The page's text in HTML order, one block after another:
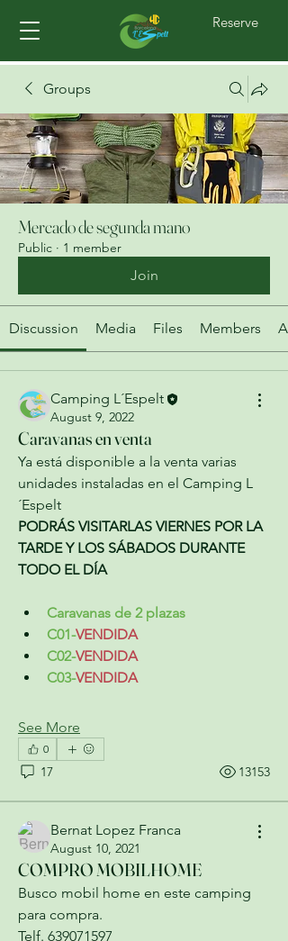
Reserve
Groups
Mercado de segunda mano
Public · 1 member
Join
Discussion Media Files Members
Camping L´Espelt
August 9, 2022
Caravanas en venta
Ya está disponible a la venta varias
unidades instaladas en el Camping L
´Espelt
PODRÁS VISITARLAS VIERNES POR LA
TARDE Y LOS SÁBADOS DURANTE
TODO EL DÍA
Caravanas de 2 plazas
C01-VENDIDA
C02-VENDIDA
C03-VENDIDA
See More
0
17 13153
Bernat Lopez Franca
August 10, 2021
COMPRO MOBILHOME
Busco mobil home en este camping
para compra.
Telf. 639071597